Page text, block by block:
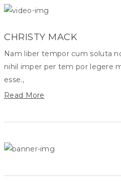
CHRISTY MACK
Nam liber tempor cum soluta
nihil imper per tem por legere
esse.,
Read More